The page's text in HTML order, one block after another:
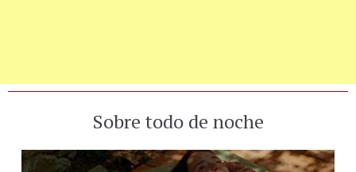
Sobre todo de noche